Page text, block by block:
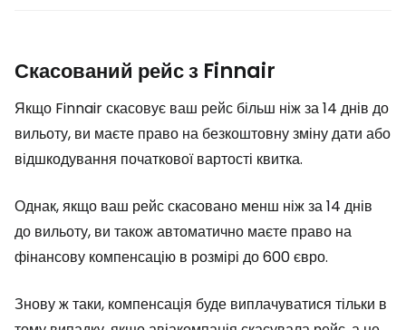
Скасований рейс з Finnair
Якщо Finnair скасовує ваш рейс більш ніж за 14 днів до
вильоту, ви маєте право на безкоштовну зміну дати або
відшкодування початкової вартості квитка.
Однак, якщо ваш рейс скасовано менш ніж за 14 днів
до вильоту, ви також автоматично маєте право на
фінансову компенсацію в розмірі до 600 євро.
Знову ж таки, компенсація буде виплачуватися тільки в